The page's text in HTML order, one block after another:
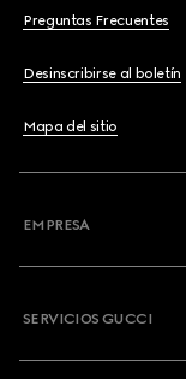
Preguntas Frecuentes
Desinscribirse al boletín
Mapa del sitio
EMPRESA
SERVICIOS GUCCI